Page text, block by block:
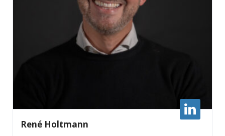
René Holtmann
EXAMPLE POP-UP